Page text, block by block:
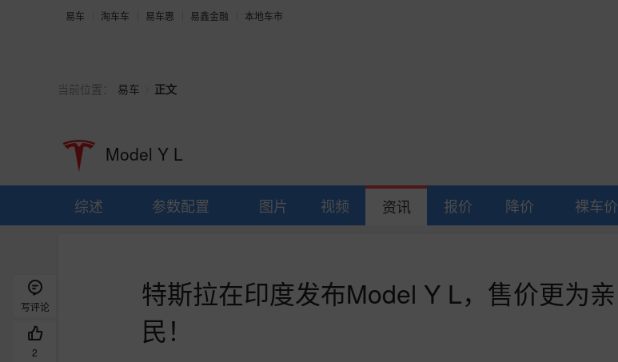
易车 淘车车 易车惠 易鑫金融 本地车市
当前位置： 易车 正文
Model Y L
综述 参数配置 图片 视频 资讯 报价 降价 裸车价
写评论
2
特斯拉在印度发布Model Y L，售价更为亲
民！